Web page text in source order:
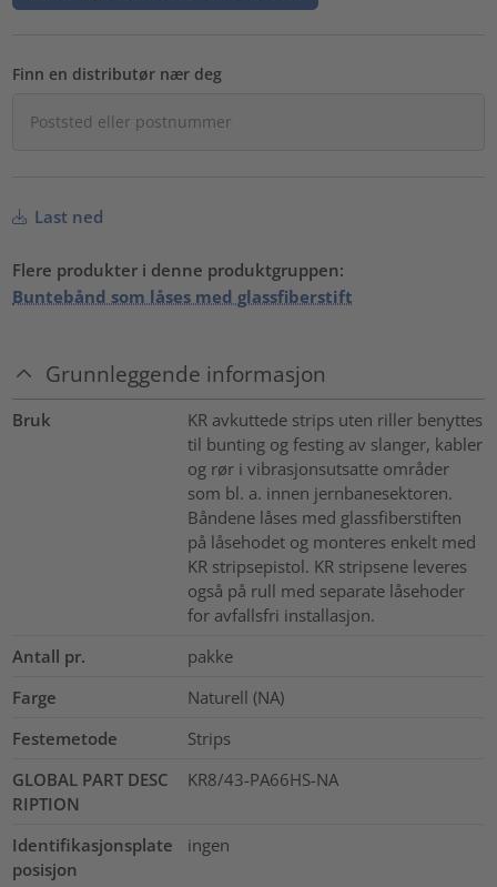
Finn en distributør nær deg
Last ned
Flere produkter i denne produktgruppen:
Buntebånd som låses med glassfiberstift
Grunnleggende informasjon
Bruk
KR avkuttede strips uten riller benyttes
til bunting og festing av slanger, kabler
og rør i vibrasjonsutsatte områder
som bl. a. innen jernbanesektoren.
Båndene låses med glassfiberstiften
på låsehodet og monteres enkelt med
KR stripsepistol. KR stripsene leveres
også på rull med separate låsehoder
for avfallsfri installasjon.
Antall pr.
pakke
Farge
Naturell (NA)
Festemetode
Strips
GLOBAL PART DESC
RIPTION
KR8/43-PA66HS-NA
Identifikasjonsplate
posisjon
ingen